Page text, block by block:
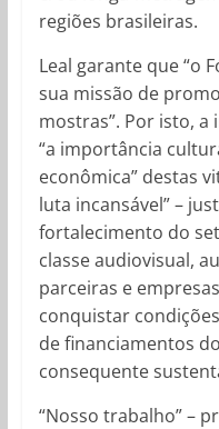
regiões brasileiras.
Leal garante que “o
sua missão de
mostras”. Por isto,
“a importância
econômica” destas
luta incansável” –
fortalecimento do
classe audiovisual,
parceiras e
conquistar
de financiamentos
consequente
“Nosso trabalho” –